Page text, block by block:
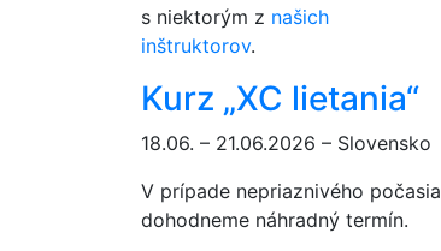
s niektorým z našich
inštruktorov.
Kurz „XC lietania“
18.06. – 21.06.2026 – Slovensko
V prípade nepriaznivého počasia
dohodneme náhradný termín.